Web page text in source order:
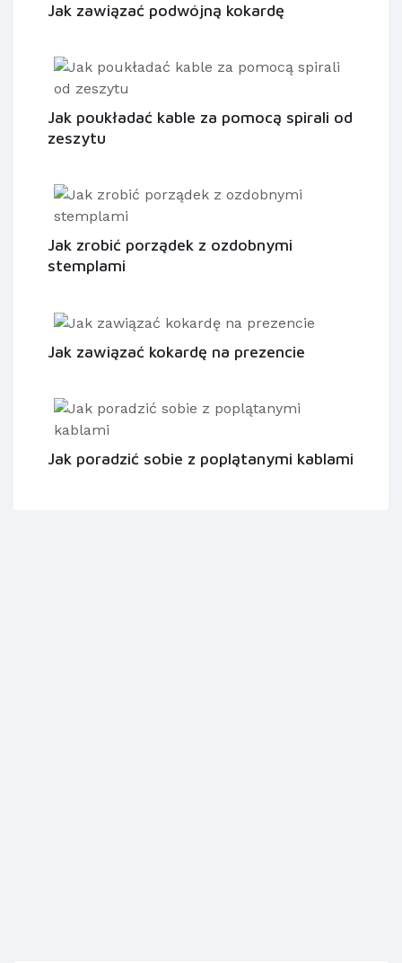
Jak zawiązać podwójną kokardę
Jak poukładać kable za pomocą spirali od
zeszytu
Jak zrobić porządek z ozdobnymi
stemplami
Jak zawiązać kokardę na prezencie
Jak poradzić sobie z poplątanymi kablami